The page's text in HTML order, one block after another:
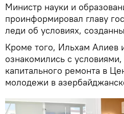
Министр науки и
проинформировал главу
леди об условиях,
Кроме того, Ильхам Алиев
ознакомились с
капитального ремонта в
молодежи в